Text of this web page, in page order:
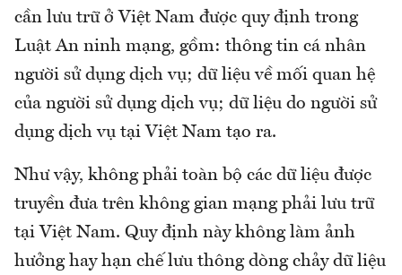
cần lưu trữ ở Việt Nam được quy định trong
Luật An ninh mạng, gồm: thông tin cá nhân
người sử dụng dịch vụ; dữ liệu về mối quan hệ
của người sử dụng dịch vụ; dữ liệu do người sử
dụng dịch vụ tại Việt Nam tạo ra.
Như vậy, không phải toàn bộ các dữ liệu được
truyền đưa trên không gian mạng phải lưu trữ
tại Việt Nam. Quy định này không làm ảnh
hưởng hay hạn chế lưu thông dòng chảy dữ liệu